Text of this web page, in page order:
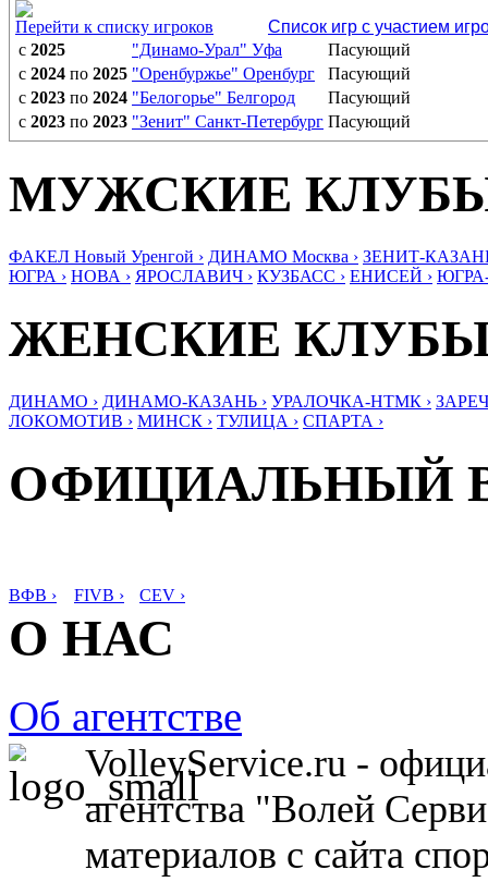
Перейти к списку игроков
Список игр с участием
с 2025 "Динамо-Урал" Уфа
Пасующий
с 2024 по 2025 "Оренбуржье" Оренбург
Пасующий
с 2023 по 2024 "Белогорье" Белгород
Пасующий
с 2023 по 2023 "Зенит" Санкт-Петербург Пасующий
МУЖСКИЕ
ФАКЕЛ Новый Уренгой › ДИНАМО Москва › ЗЕНИТ-
ЮГРА › НОВА › ЯРОСЛАВИЧ › КУЗБАСС › ЕНИСЕЙ ›
ЖЕНСКИЕ
ДИНАМО › ДИНАМО-КАЗАНЬ › УРАЛОЧКА-НТМК ›
ЛОКОМОТИВ › МИНСК › ТУЛИЦА › СПАРТА ›
ОФИЦИАЛЬНЫЙ
ВФВ › FIVB › CEV ›
О НАС
Об агентстве
VolleyService.ru -
агентства "Волей
материалов с сайта